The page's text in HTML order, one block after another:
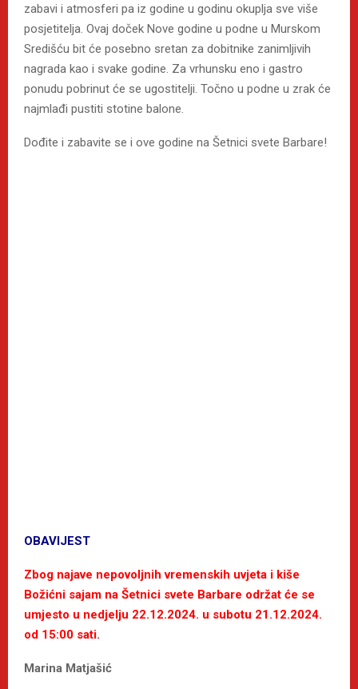
zabavi i atmosferi pa iz godine u godinu okuplja sve više
posjetitelja. Ovaj doček Nove godine u podne u Murskom
Središću bit će posebno sretan za dobitnike zanimljivih
nagrada kao i svake godine. Za vrhunsku eno i gastro
ponudu pobrinut će se ugostitelji. Točno u podne u zrak će
najmlađi pustiti stotine balone.
Dođite i zabavite se i ove godine na Šetnici svete Barbare!
OBAVIJEST
Zbog najave nepovoljnih vremenskih uvjeta i kiše
Božićni sajam na Šetnici svete Barbare održat će se
umjesto u nedjelju 22.12.2024. u subotu 21.12.2024.
od 15:00 sati.
Marina Matjašić